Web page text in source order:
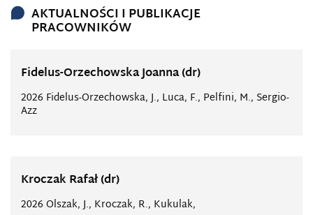
AKTUALNOŚCI I PUBLIKACJE
PRACOWNIKÓW
Fidelus-Orzechowska Joanna (dr)
2026 Fidelus-Orzechowska, J., Luca, F., Pelfini, M., Sergio-
Azz
Kroczak Rafał (dr)
2026 Olszak, J., Kroczak, R., Kukulak,